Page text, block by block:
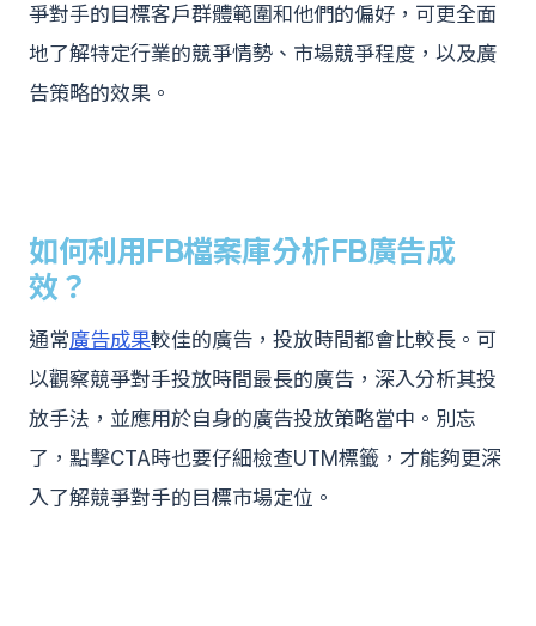
爭對手的目標客戶群體範圍和他們的偏好，可更全面
地了解特定行業的競爭情勢、市場競爭程度，以及廣
告策略的效果。
如何利用FB檔案庫分析FB廣告成
效？
通常廣告成果較佳的廣告，投放時間都會比較長。可
以觀察競爭對手投放時間最長的廣告，深入分析其投
放手法，並應用於自身的廣告投放策略當中。別忘
了，點擊CTA時也要仔細檢查UTM標籤，才能夠更深
入了解競爭對手的目標市場定位。